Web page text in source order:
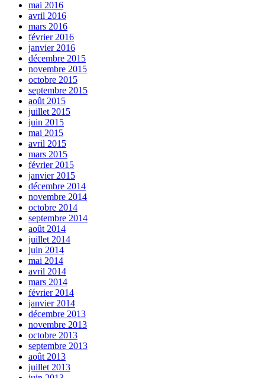
mai 2016
avril 2016
mars 2016
février 2016
janvier 2016
décembre 2015
novembre 2015
octobre 2015
septembre 2015
août 2015
juillet 2015
juin 2015
mai 2015
avril 2015
mars 2015
février 2015
janvier 2015
décembre 2014
novembre 2014
octobre 2014
septembre 2014
août 2014
juillet 2014
juin 2014
mai 2014
avril 2014
mars 2014
février 2014
janvier 2014
décembre 2013
novembre 2013
octobre 2013
septembre 2013
août 2013
juillet 2013